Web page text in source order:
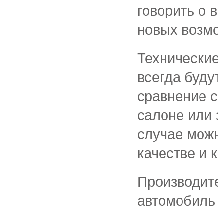
говорить о
новых
всегда
сравнение
салоне или
случае
качестве и